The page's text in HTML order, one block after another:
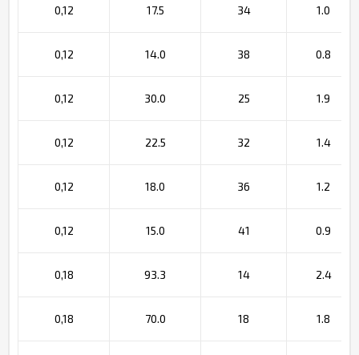
0,12 17.5 34 1.0
0,12 14.0 38 0.8
0,12 30.0 25 1.9
0,12 22.5 32 1.4
0,12 18.0 36 1.2
0,12 15.0 41 0.9
0,18 93.3 14 2.4
0,18 70.0 18 1.8